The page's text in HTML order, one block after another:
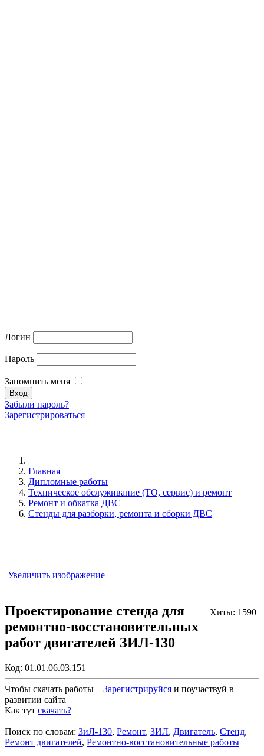
Логин
Пароль
Запомнить меня
Забыли пароль?
Зарегистрироваться
Главная
Дипломные работы
Техническое обслуживание (ТО, сервис) и ремонт
Ремонт и обкатка ДВС
Стенды для разборки, ремонта и сборки ДВС
Увеличить изображение
Хиты: 1590
Проектирование стенда для
ремонтно-восстановительных
работ двигателей ЗИЛ-130
Код: 01.01.06.03.151
Чтобы скачать работы – Зарегистрируйся и поучаствуй в
развитии сайта
Как тут скачать?
Поиск по словам: ЗиЛ-130, Ремонт, ЗИЛ, Двигатель, Стенд,
Ремонт двигателей, Ремонтно-восстановительные работы